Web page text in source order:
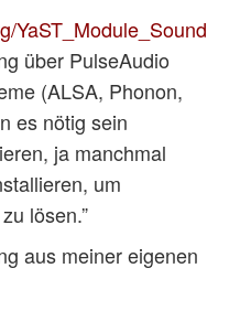
YaST_Module_Sound
über PulseAudio
(ALSA, Phonon,
es nötig sein
ja manchmal
um
lösen.”
aus meiner eigenen